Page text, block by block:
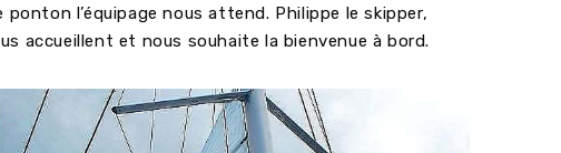
ponton l’équipage nous attend. Philippe le skipper,
accueillent et nous souhaite la bienvenue à bord.